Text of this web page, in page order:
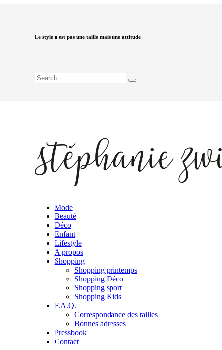
Le style n'est pas une taille mais une attitude
Mode
Beauté
Déco
Enfant
Lifestyle
A propos
Shopping
Shopping printemps
Shopping Déco
Shopping sport
Shopping Kids
F.A.Q.
Correspondance des tailles
Bonnes adresses
Pressbook
Contact